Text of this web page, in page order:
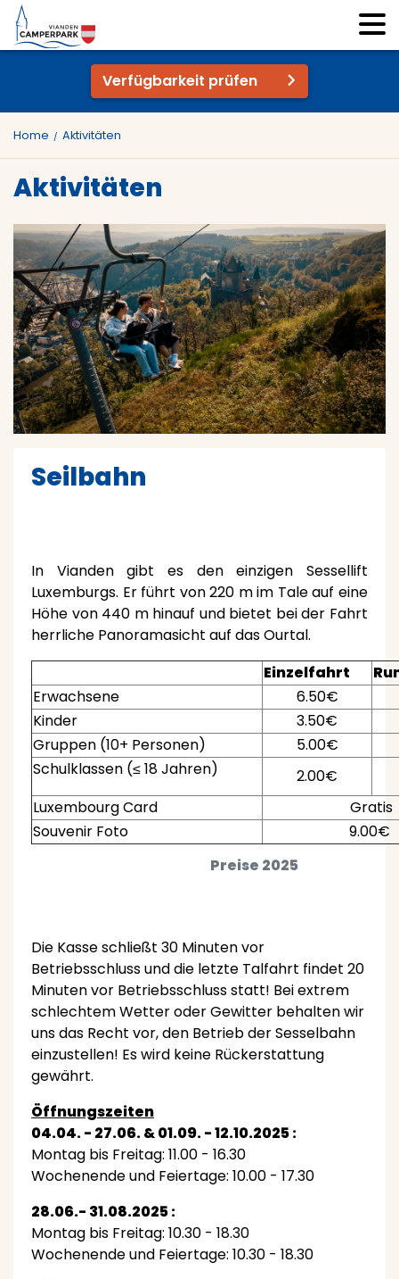
Verfügbarkeit prüfen
Home Aktivitäten
Aktivitäten
Seilbahn
In Vianden gibt es den einzigen Sessellift
Luxemburgs. Er führt von 220 m im Tale auf eine
Höhe von 440 m hinauf und bietet bei der Fahrt
herrliche Panoramasicht auf das Ourtal.
Preise 2025
Einzelfahrt
Erwachsene
6.50€
Kinder
3.50€
Gruppen (10+ Personen)
5.00€
Schulklassen (≤ 18 Jahren)
2.00€
Luxembourg Card
Gratis
Souvenir Foto
9.00€
Die Kasse schließt 30 Minuten vor
Betriebsschluss und die letzte Talfahrt findet 20
Minuten vor Betriebsschluss statt! Bei extrem
schlechtem Wetter oder Gewitter behalten wir
uns das Recht vor, den Betrieb der Sesselbahn
einzustellen! Es wird keine Rückerstattung
gewährt.
Öffnungszeiten
04.04. - 27.06. & 01.09. - 12.10.2025 :
Montag bis Freitag: 11.00 - 16.30
Wochenende und Feiertage: 10.00 - 17.30
28.06.- 31.08.2025 :
Montag bis Freitag: 10.30 - 18.30
Wochenende und Feiertage: 10.30 - 18.30